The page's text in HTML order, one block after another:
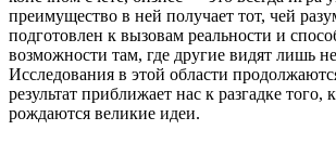
преимущество в ней получает тот, чей
подготовлен к вызовам реальности и
возможности там, где другие видят лишь
Исследования в этой области
результат приближает нас к разгадке того,
рождаются великие идеи.